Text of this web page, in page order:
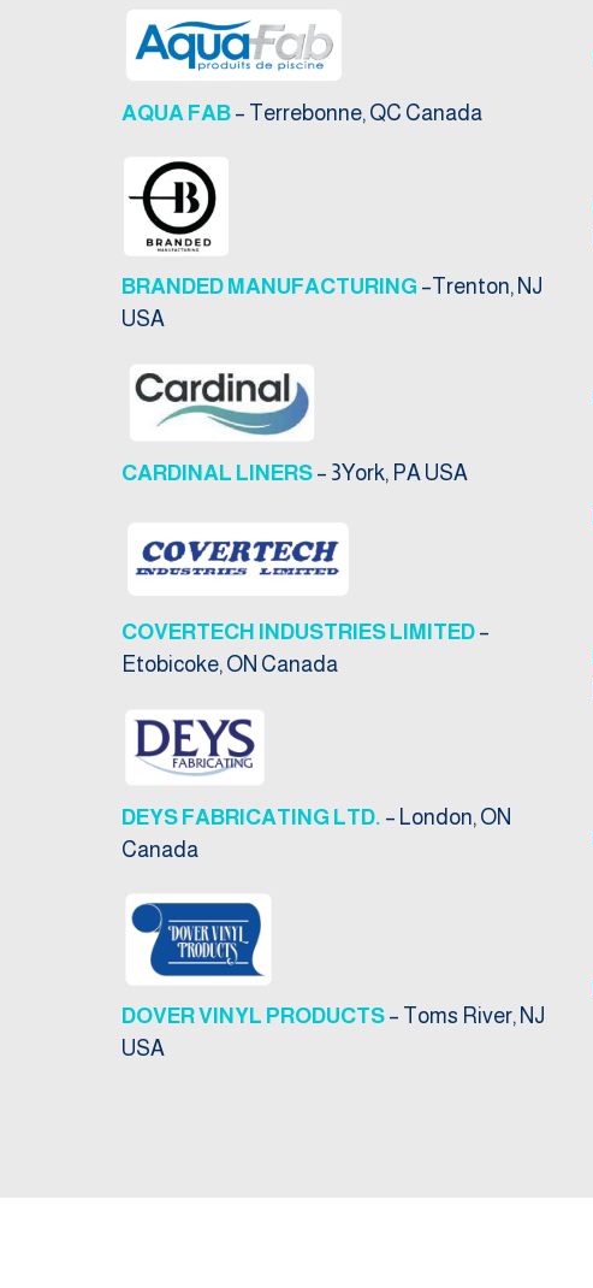
AQUA FAB– Terrebonne, QC Canada
BRANDED MANUFACTURING –Trenton, NJ
USA
CARDINAL LINERS – 3York, PA USA
COVERTECH INDUSTRIES LIMITED–
Etobicoke, ON Canada
DEYS FABRICATING LTD. – London, ON
Canada
DOVER VINYL PRODUCTS– Toms River, NJ
USA